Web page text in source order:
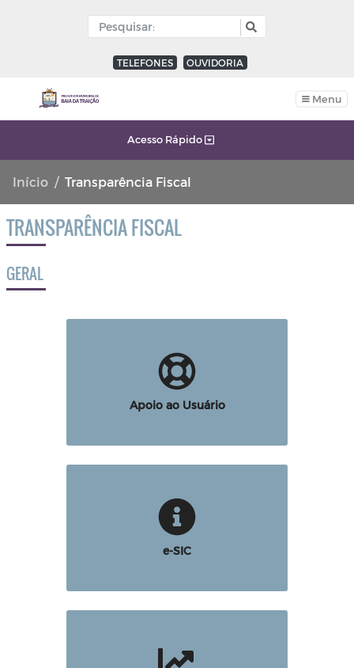
TELEFONES OUVIDORIA
Menu
Acesso Rápido
Início Transparência Fiscal
TRANSPARÊNCIA FISCAL
GERAL
Apoio ao Usuário
e-SIC